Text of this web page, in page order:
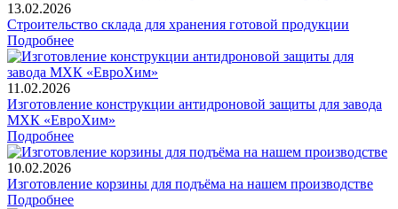
13.02.2026
Строительство склада для хранения готовой продукции
Подробнее
11.02.2026
Изготовление конструкции антидроновой защиты для завода
МХК «ЕвроХим»
Подробнее
10.02.2026
Изготовление корзины для подъёма на нашем производстве
Подробнее